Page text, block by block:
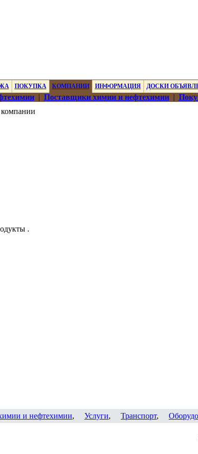
ПОКУПКА КОМПАНИИ ИНФОРМАЦИЯ ДОСКИ
| Поставщики химии и нефтехимии|
.
и нефтехимии, Услуги, Транспорт,